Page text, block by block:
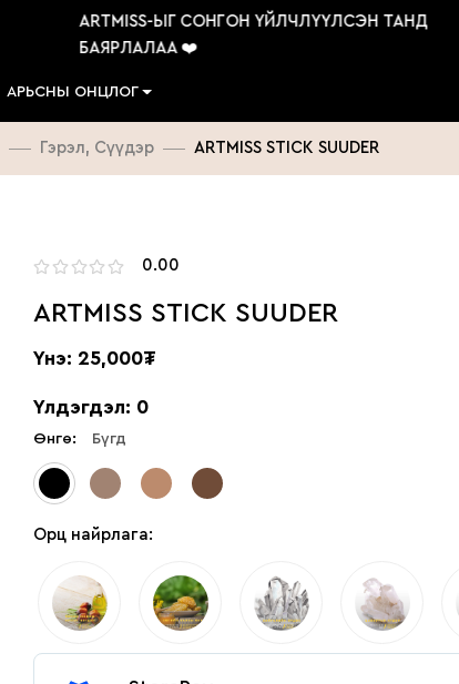
ARTMISS-ЫГ СОНГОН ҮЙЛЧЛҮҮЛСЭН ТАНД
БАЯРЛАЛАА ❤️
АРЬСНЫ ОНЦЛОГ
Гэрэл, Сүүдэр ARTMISS STICK SUUDER
0.00
ARTMISS STICK SUUDER
Үнэ: 25,000₮
Үлдэгдэл: 0
Өнгө: Бүгд
Орц найрлага: